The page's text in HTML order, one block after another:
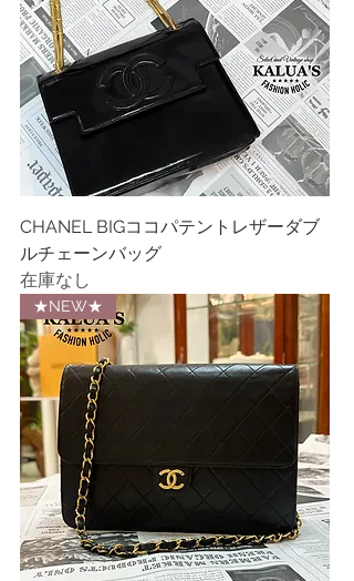
CHANEL BIGココパテントレザーダブ
ルチェーンバッグ
在庫なし
★NEW★